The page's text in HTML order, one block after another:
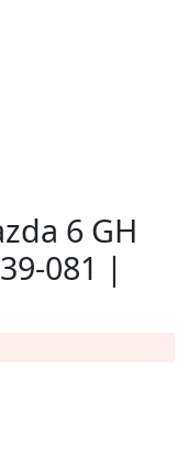
6 GH
081 |